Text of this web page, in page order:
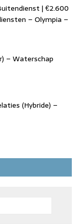
| €2.600
– Olympia –
– Waterschap
(Hybride) –